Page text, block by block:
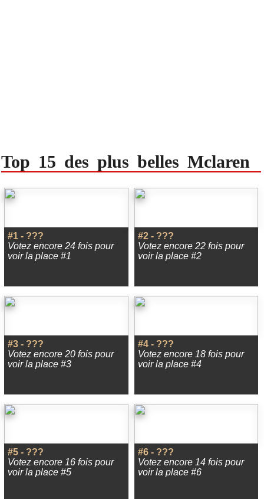
Top 15 des plus belles Mclaren
#1 - ???
Votez encore 24 fois pour
voir la place #1
#2 - ???
Votez encore 22 fois pour
voir la place #2
#3 - ???
Votez encore 20 fois pour
voir la place #3
#4 - ???
Votez encore 18 fois pour
voir la place #4
#5 - ???
Votez encore 16 fois pour
voir la place #5
#6 - ???
Votez encore 14 fois pour
voir la place #6